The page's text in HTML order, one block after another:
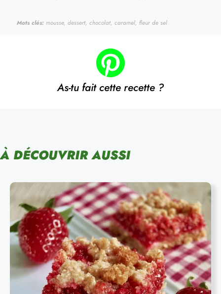
Mots clés: mousse, dessert, chocolat, caramel, fleur de sel
As-tu fait cette recette ?
À DÉCOUVRIR AUSSI